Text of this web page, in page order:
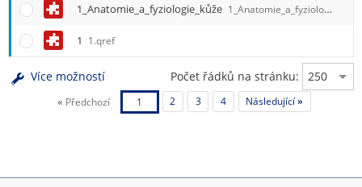
1_Anatomie_a_fyziologie_kůže 1_Anatomie_a_fyziologie_kuze.qref
1 1.qref
Více možností Počet řádků na stránku:
« Předchozí 1 2 3 4 Následující»